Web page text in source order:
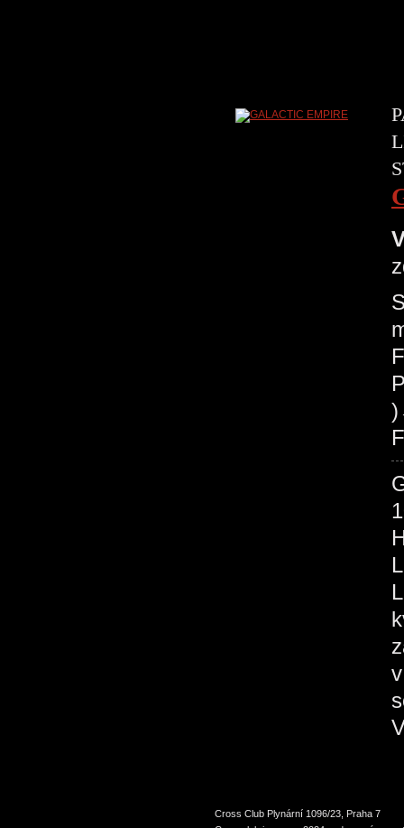
Cross Club Plynární 1096/23, Praha 7